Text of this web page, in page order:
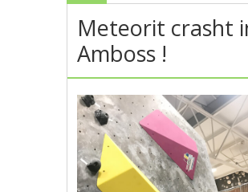
Meteorit crasht
Amboss !